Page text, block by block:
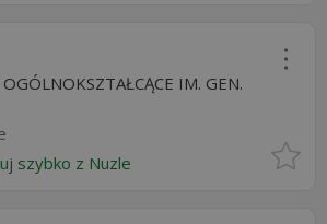
IM. GEN.
szybko z Nuzle